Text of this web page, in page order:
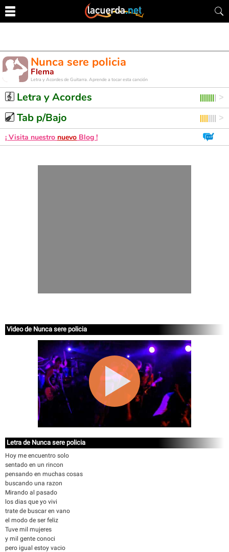
Nunca sere policia
Flema
Letra y Acordes de Guitarra. Aprende a tocar esta canción
Letra y Acordes
Tab p/Bajo
¡ Visita nuestro nuevo Blog !
Video de Nunca sere policia
Letra de Nunca sere policia
Hoy me encuentro solo
sentado en un rincon
pensando en muchas cosas
buscando una razon
Mirando al pasado
los dias que yo vivi
trate de buscar en vano
el modo de ser feliz
Tuve mil mujeres
y mil gente conoci
pero igual estoy vacio